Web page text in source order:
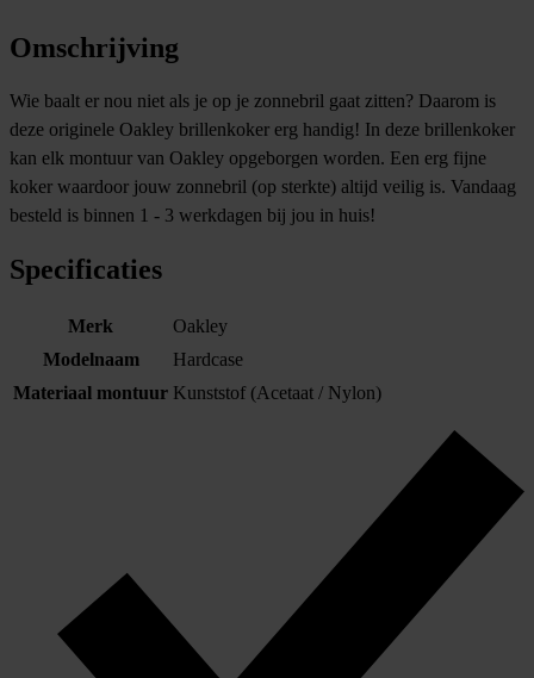
Omschrijving
Wie baalt er nou niet als je op je zonnebril gaat zitten? Daarom is
deze originele Oakley brillenkoker erg handig! In deze brillenkoker
kan elk montuur van Oakley opgeborgen worden. Een erg fijne
koker waardoor jouw zonnebril (op sterkte) altijd veilig is. Vandaag
besteld is binnen 1 - 3 werkdagen bij jou in huis!
Specificaties
Merk
Oakley
Modelnaam
Hardcase
Materiaal montuur Kunststof (Acetaat / Nylon)